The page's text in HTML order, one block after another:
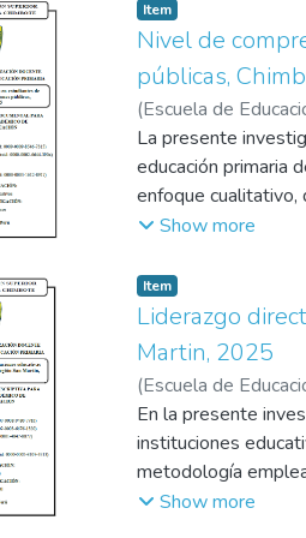
del niño.
Item
Nivel de
públicas,
(Escuela de
Leyton, Kevin
La presente
educación primaria
enfoque
la interpretación
identificar que la
que los niveles
pedagógicas
reducidas
comprensión
donde el rol del
permite
referente para
Show more
Item
Liderazgo
Martin, 2025
(Escuela de
Mireli ;Haro
En la presente
instituciones
metodología
descriptivo simple.
Show more